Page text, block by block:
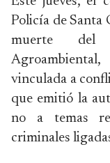
Policía de Santa
muerte del
vinculada a
que emitió la
no a temas
criminales